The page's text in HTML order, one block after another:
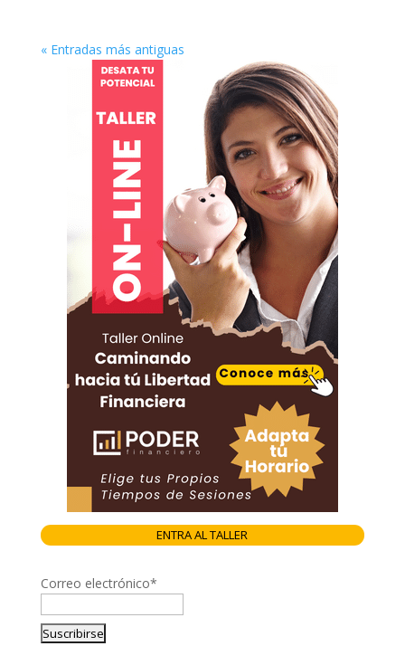
« Entradas más antiguas
ENTRA AL TALLER
Correo electrónico*